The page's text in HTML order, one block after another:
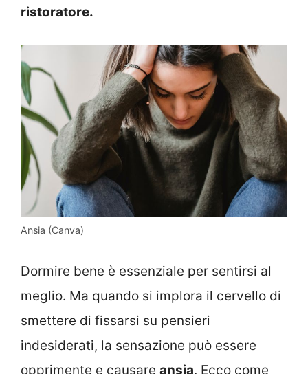
ristoratore.
Ansia (Canva)
Dormire bene è essenziale per sentirsi al
meglio. Ma quando si implora il cervello di
smettere di fissarsi su pensieri
indesiderati, la sensazione può essere
opprimente e causare ansia. Ecco come